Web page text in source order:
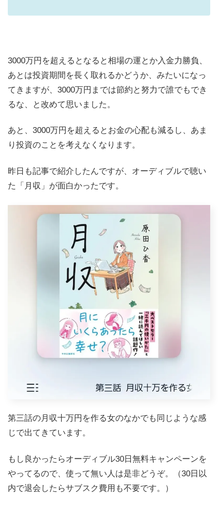
3000万円を超えるとなると相場の運とか入金力勝負、
あとは投資期間を長く取れるかどうか、みたいになっ
てきますが、3000万円までは節約と努力で誰でもでき
るな、と改めて思いました。
あと、3000万円を超えるとお金の心配も減るし、あま
り投資のことを考えなくなります。
昨日も記事で紹介したんですが、オーディブルで聴い
た「月収」が面白かったです。
第三話の月収十万円を作る女のなかでも同じような感
じで出てきています。
もし良かったらオーディブル30日無料キャンペーンを
やってるので、使って無い人は是非どうぞ。（30日以
内で退会したらサブスク費用も不要です。）